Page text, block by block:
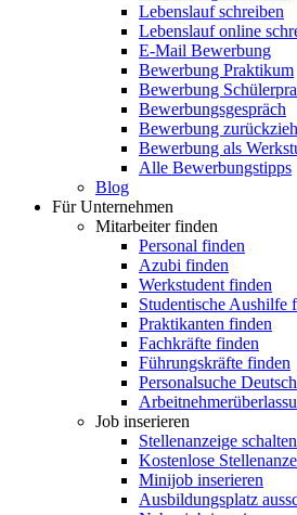
Lebenslauf schreiben
Lebenslauf online
E-Mail Bewerbung
Bewerbung Praktikum
Bewerbung
Bewerbungsgespräch
Bewerbung
Bewerbung als
Alle Bewerbungstipps
Blog
Für Unternehmen
Mitarbeiter finden
Personal finden
Azubi finden
Werkstudent finden
Studentische Aushilfe
Praktikanten finden
Fachkräfte finden
Führungskräfte finden
Personalsuche
Job inserieren
Stellenanzeige schalten
Kostenlose
Minijob inserieren
Ausbildungsplatz